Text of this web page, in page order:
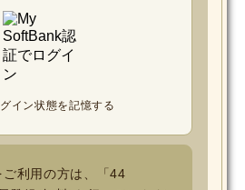
イン状態を記憶する
利用の方は、「44